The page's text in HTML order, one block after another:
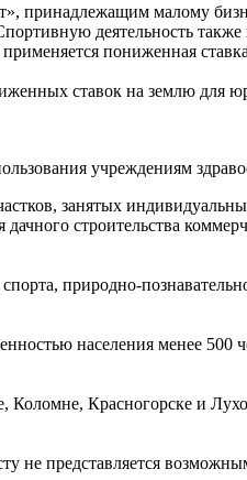
принадлежащим малому
деятельность
пониженная
ставок на землю для
учреждениям
занятых
строительства
природно-
населения менее 500
Красногорске и
не представляется